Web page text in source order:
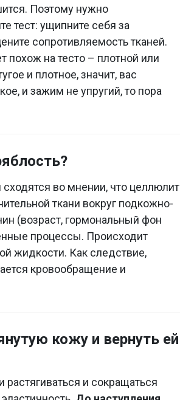
Поэтому нужно
тест: ущипните себя за
сопротивляемость тканей.
похож на тесто – плотной или
и плотное, значит, вас
и зажим не упругий, то пора
во мнении, что целлюлит
ткани вокруг подкожно-
(возраст, гормональный фон
процессы. Происходит
жидкости. Как следствие,
кровообращение и
кожу и вернуть ей
растягиваться и сокращаться